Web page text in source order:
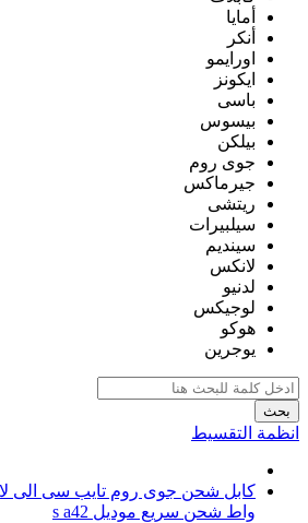
أمايا
أنكر
اورايمو
ايكونز
باسى
بيسوس
بيلكن
جوى روم
جيرماكس
ريتشى
سيلبيرات
سينديم
لانكس
لدنيو
لوجيكس
هوكو
يوجرين
بحث
انظمة التقسيط
واط شحن سريع موديل s a42